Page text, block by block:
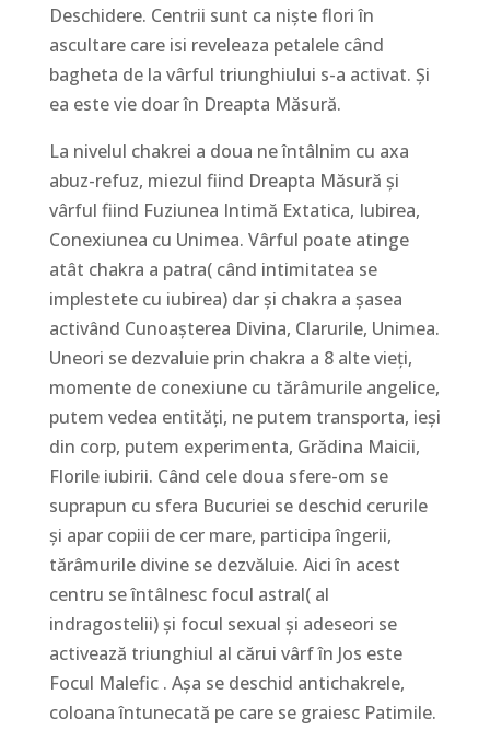
Deschidere. Centrii sunt ca niște flori în
ascultare care isi reveleaza petalele când
bagheta de la vârful triunghiului s-a activat. Și
ea este vie doar în Dreapta Măsură.
La nivelul chakrei a doua ne întâlnim cu axa
abuz-refuz, miezul fiind Dreapta Măsură și
vârful fiind Fuziunea Intimă Extatica, Iubirea,
Conexiunea cu Unimea. Vârful poate atinge
atât chakra a patra( când intimitatea se
implestete cu iubirea) dar și chakra a șasea
activând Cunoașterea Divina, Clarurile, Unimea.
Uneori se dezvaluie prin chakra a 8 alte vieți,
momente de conexiune cu tărâmurile angelice,
putem vedea entități, ne putem transporta, ieși
din corp, putem experimenta, Grădina Maicii,
Florile iubirii. Când cele doua sfere-om se
suprapun cu sfera Bucuriei se deschid cerurile
și apar copiii de cer mare, participa îngerii,
tărâmurile divine se dezvăluie. Aici în acest
centru se întâlnesc focul astral( al
indragostelii) și focul sexual și adeseori se
activează triunghiul al cărui vârf în Jos este
Focul Malefic . Așa se deschid antichakrele,
coloana întunecată pe care se graiesc Patimile.